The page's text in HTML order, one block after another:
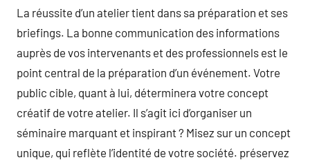
La réussite d’un atelier tient dans sa préparation et ses
briefings. La bonne communication des informations
auprès de vos intervenants et des professionnels est le
point central de la préparation d’un événement. Votre
public cible, quant à lui, déterminera votre concept
créatif de votre atelier. Il s’agit ici d’organiser un
séminaire marquant et inspirant ? Misez sur un concept
unique, qui reflète l’identité de votre société. préservez